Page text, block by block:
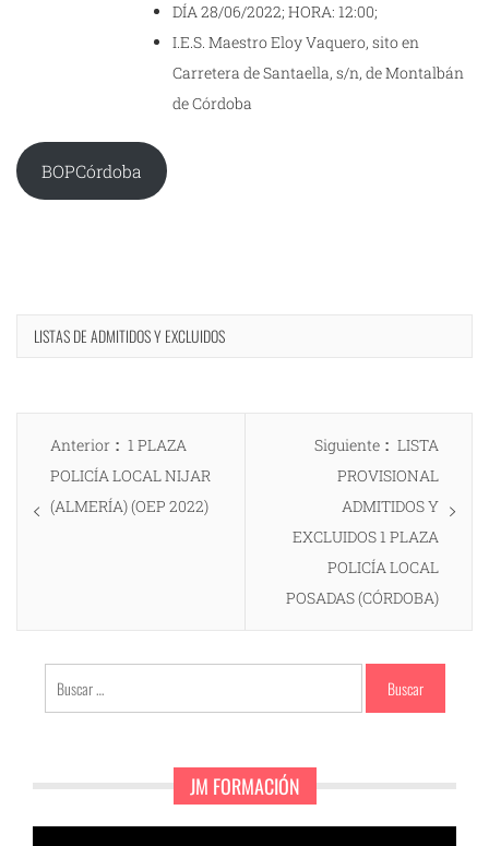
DÍA 28/06/2022; HORA: 12:00;
I.E.S. Maestro Eloy Vaquero, sito en
Carretera de Santaella, s/n, de Montalbán
de Córdoba
BOPCórdoba
LISTAS DE ADMITIDOS Y EXCLUIDOS
Navegación
entradas
Anterior
Entrada
anterior:
1 PLAZA
POLICÍA LOCAL NIJAR
(ALMERÍA) (OEP 2022)
Siguiente
Entrada
siguiente:
LISTA
PROVISIONAL
ADMITIDOS Y
EXCLUIDOS 1 PLAZA
POLICÍA LOCAL
POSADAS (CÓRDOBA)
Buscar:
JM FORMACIÓN